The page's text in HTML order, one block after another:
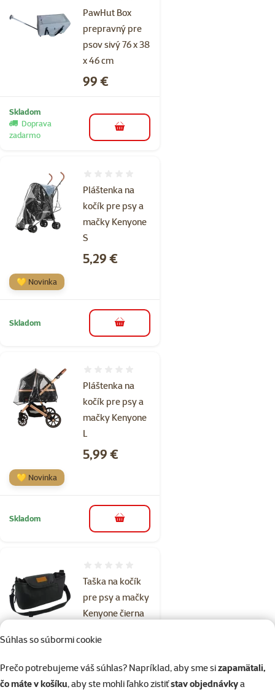
Súhlas so súbormi cookie
Prečo potrebujeme váš súhlas? Napríklad, aby sme sizapamätali,
čo máte v košíku, aby ste mohli ľahko zistiťstav objednávkya
PawHut Box
prepravný pre
psov sivý 76 x 38
x 46 cm
Cena
99 €
Skladom
Doprava
zadarmo
do košíka
Pláštenka na
kočík pre psy a
mačky Kenyone
S
Cena
5,29 €
💛 Novinka
Skladom do košíka
Pláštenka na
kočík pre psy a
mačky Kenyone
L
Cena
5,99 €
💛 Novinka
Skladom do košíka
Taška na kočík
pre psy a mačky
Kenyone čierna
Cena
9,99 €